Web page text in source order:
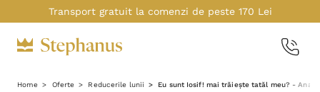
Transport gratuit la comenzi de peste 170 Lei
Home Oferte Reducerile lunii Eu sunt Iosif! mai trăiește tatăl meu? - Ana